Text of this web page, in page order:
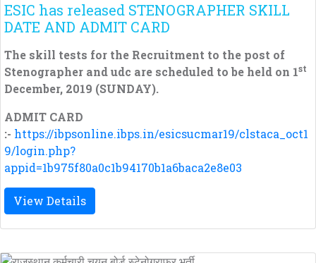
ESIC has released STENOGRAPHER SKILL
DATE AND ADMIT CARD
The skill tests for the Recruitment to the post of
Stenographer and udc are scheduled to be held on 1st
December, 2019 (SUNDAY).
ADMIT CARD
:- https://ibpsonline.ibps.in/esicsucmar19/clstaca_oct1
9/login.php?
appid=1b975f80a0c1b94170b1a6baca2e8e03
View Details